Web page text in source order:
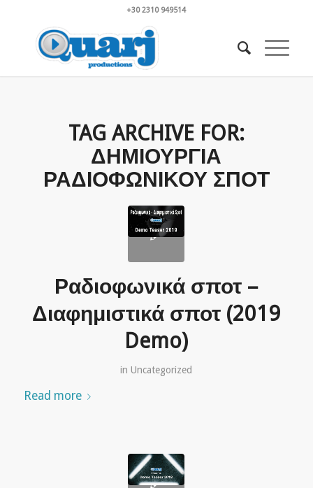
+30 2310 949514
TAG ARCHIVE FOR:
ΔΗΜΙΟΥΡΓΙΑ
ΡΑΔΙΟΦΩΝΙΚΟΥ ΣΠΟΤ
Ραδιοφωνικά σποτ –
Διαφημιστικά σποτ (2019
Demo)
inUncategorized
Read more